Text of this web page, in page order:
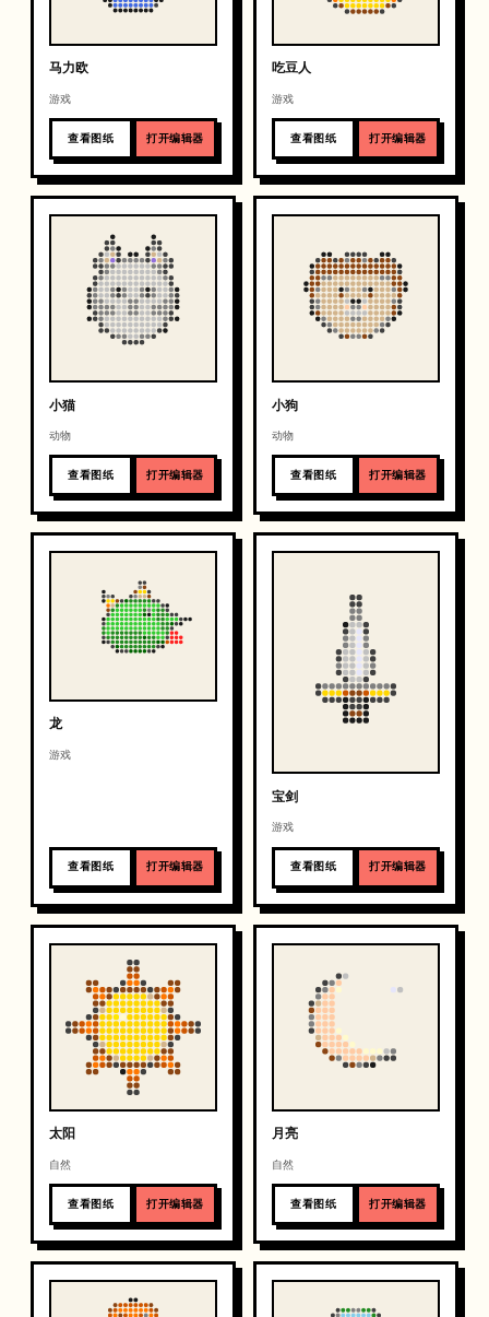
马力欧
游戏
查看图纸 打开编辑器
吃豆人
游戏
查看图纸 打开编辑器
小猫
动物
查看图纸 打开编辑器
小狗
动物
查看图纸 打开编辑器
龙
游戏
查看图纸 打开编辑器
宝剑
游戏
查看图纸 打开编辑器
太阳
自然
查看图纸 打开编辑器
月亮
自然
查看图纸 打开编辑器